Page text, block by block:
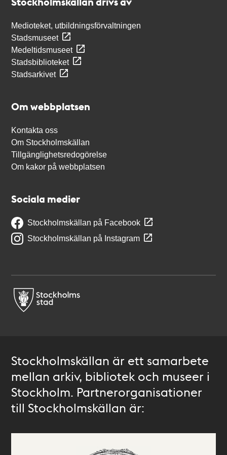
Medioteket, utbildningsförvaltningen
Stadsmuseet
Medeltidsmuseet
Stadsbiblioteket
Stadsarkivet
Om webbplatsen
Kontakta oss
Om Stockholmskällan
Tillgänglighetsredogörelse
Om kakor på webbplatsen
Sociala medier
Stockholmskällan på Facebook
Stockholmskällan på Instagram
Stockholmskällan är ett samarbete
mellan arkiv, bibliotek och museer i
Stockholm. Partnerorganisationer
till Stockholmskällan är: